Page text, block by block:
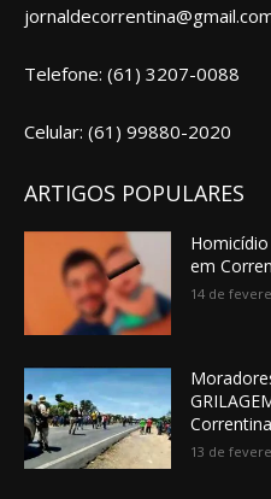
Telefone: (61) 3207-0088
Celular: (61) 99880-2020
ARTIGOS POPULARES
em
14 de
Correntina
13 de